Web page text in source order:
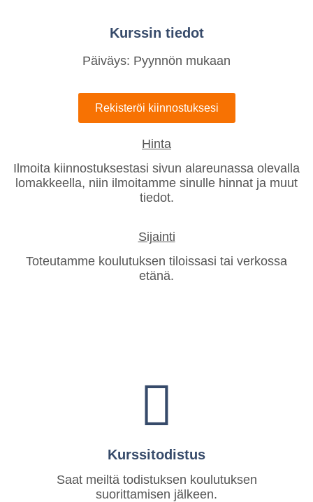
Kurssin tiedot
Päiväys: Pyynnön mukaan
Rekisteröi kiinnostuksesi
Hinta
Ilmoita kiinnostuksestasi sivun alareunassa olevalla
lomakkeella, niin ilmoitamme sinulle hinnat ja muut
tiedot.
Sijainti
Toteutamme koulutuksen tiloissasi tai verkossa
etänä.
Kurssitodistus
Saat meiltä todistuksen koulutuksen
suorittamisen jälkeen.